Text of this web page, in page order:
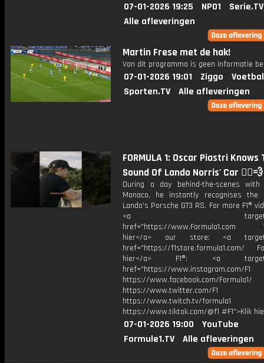
07-01-2026 19:25 NPO1
Serie.TV
Alle afleveringen
Martin Frese met de hak!
Van dit programma is geen informatie
07-01-2026 19:01 Ziggo
Sporten.TV
Alle afleveringen
FORMULA 1: Oscar Piastri Knows
Sound Of Lando Norris' Car 🧏‍♂️💨
During a day behind-the-scenes
Monaco, he instantly recognises the
Lando's Porsche GT3 RS. For more F1®
<a
href="https://www.Formula1.com
hier</a> our store: <a
href="https://f1store.formula1.com/
hier</a> F1®: <a
href="https://www.instagram.com/F1
https://www.facebook.com/Formula1/
https://www.twitter.com/F1
https://www.twitch.tv/formula1
https://www.tiktok.com/@f1 #F1">Klik
07-01-2026 19:00
YouTube
Formule1.TV
Alle afleveringen